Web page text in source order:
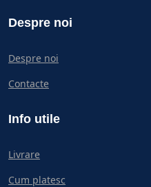
Despre noi
Despre noi
Contacte
Info utile
Livrare
Cum platesc